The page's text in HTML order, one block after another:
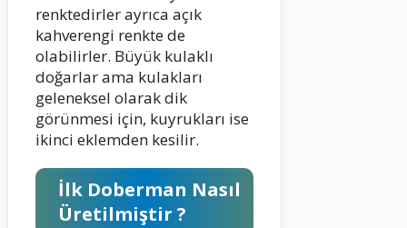
renktedirler ayrıca açık
kahverengi renkte de
olabilirler. Büyük kulaklı
doğarlar ama kulakları
geleneksel olarak dik
görünmesi için, kuyrukları ise
ikinci eklemden kesilir.
İlk Doberman Nasıl
Üretilmiştir ?